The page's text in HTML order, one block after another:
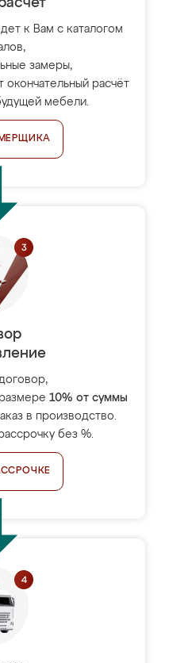
к Вам с каталогом
замеры,
окончательный расчёт
мебели.
10% от суммы
в производство.
без %.